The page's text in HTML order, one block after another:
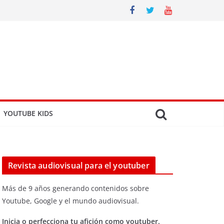
YOUTUBE KIDS
Revista audiovisual para el youtuber
Más de 9 años generando contenidos sobre
Youtube, Google y el mundo audiovisual.
Inicia o perfecciona tu afición como youtuber.